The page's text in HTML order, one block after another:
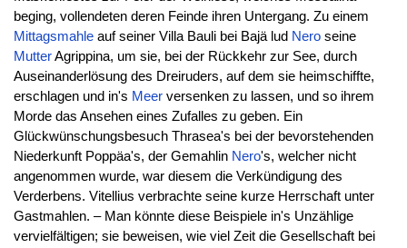
beging, vollendeten deren Feinde ihren Untergang. Zu einem
Mittagsmahleauf seiner Villa Bauli bei Bajä lud Neroseine
MutterAgrippina, um sie, bei der Rückkehr zur See, durch
Auseinanderlösung des Dreiruders, auf dem sie heimschiffte,
erschlagen und in's Meerversenken zu lassen, und so ihrem
Morde das Ansehen eines Zufalles zu geben. Ein
Glückwünschungsbesuch Thrasea's bei der bevorstehenden
Niederkunft Poppäa's, der Gemahlin Nero's, welcher nicht
angenommen wurde, war diesem die Verkündigung des
Verderbens. Vitellius verbrachte seine kurze Herrschaft unter
Gastmahlen. – Man könnte diese Beispiele in's Unzählige
vervielfältigen; sie beweisen, wie viel Zeit die Gesellschaft bei